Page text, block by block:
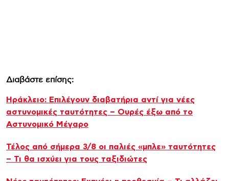
Διαβάστε επίσης:
Ηράκλειο: Επιλέγουν διαβατήρια αντί για νέες
αστυνομικές ταυτότητες – Ουρές έξω από το
Αστυνομικό Μέγαρο
Τέλος από σήμερα 3/8 οι παλιές «μπλε» ταυτότητες
– Τι θα ισχύει για τους ταξιδιώτες